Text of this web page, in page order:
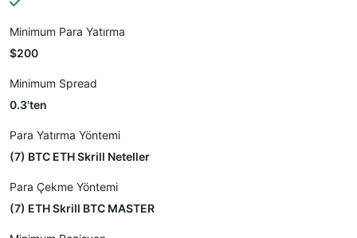
Minimum Para Yatırma
$200
Minimum Spread
0.3'ten
Para Yatırma Yöntemi
(7) BTC ETH Skrill Neteller
Para Çekme Yöntemi
(7) ETH Skrill BTC MASTER